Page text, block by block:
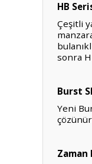
HB
Çeşitli
sonra
Burst
Yeni
Zaman